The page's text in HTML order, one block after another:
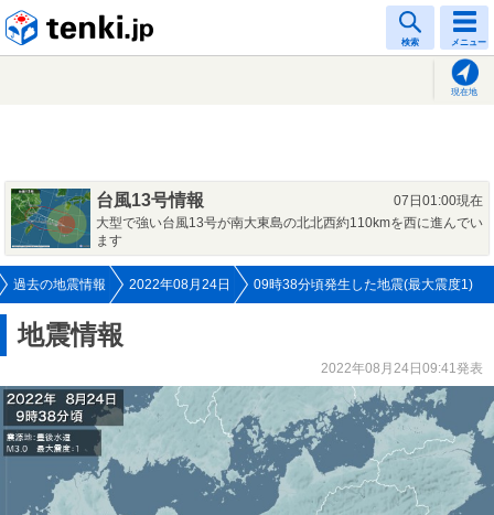
検索 メニュー
現在地
台風13号情報
07日01:00現在
大型で強い台風13号が南大東島の北北西約110kmを西に進んでい
ます
過去の地震情報 2022年08月24日 09時38分頃発生した地震(最大震度1)
地震情報
2022年08月24日09:41発表